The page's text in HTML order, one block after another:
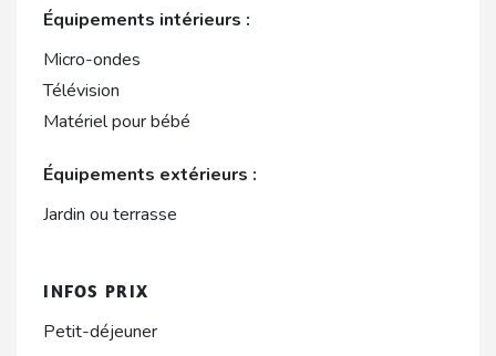
Équipements intérieurs :
Micro-ondes
Télévision
Matériel pour bébé
Équipements extérieurs :
Jardin ou terrasse
INFOS PRIX
Petit-déjeuner